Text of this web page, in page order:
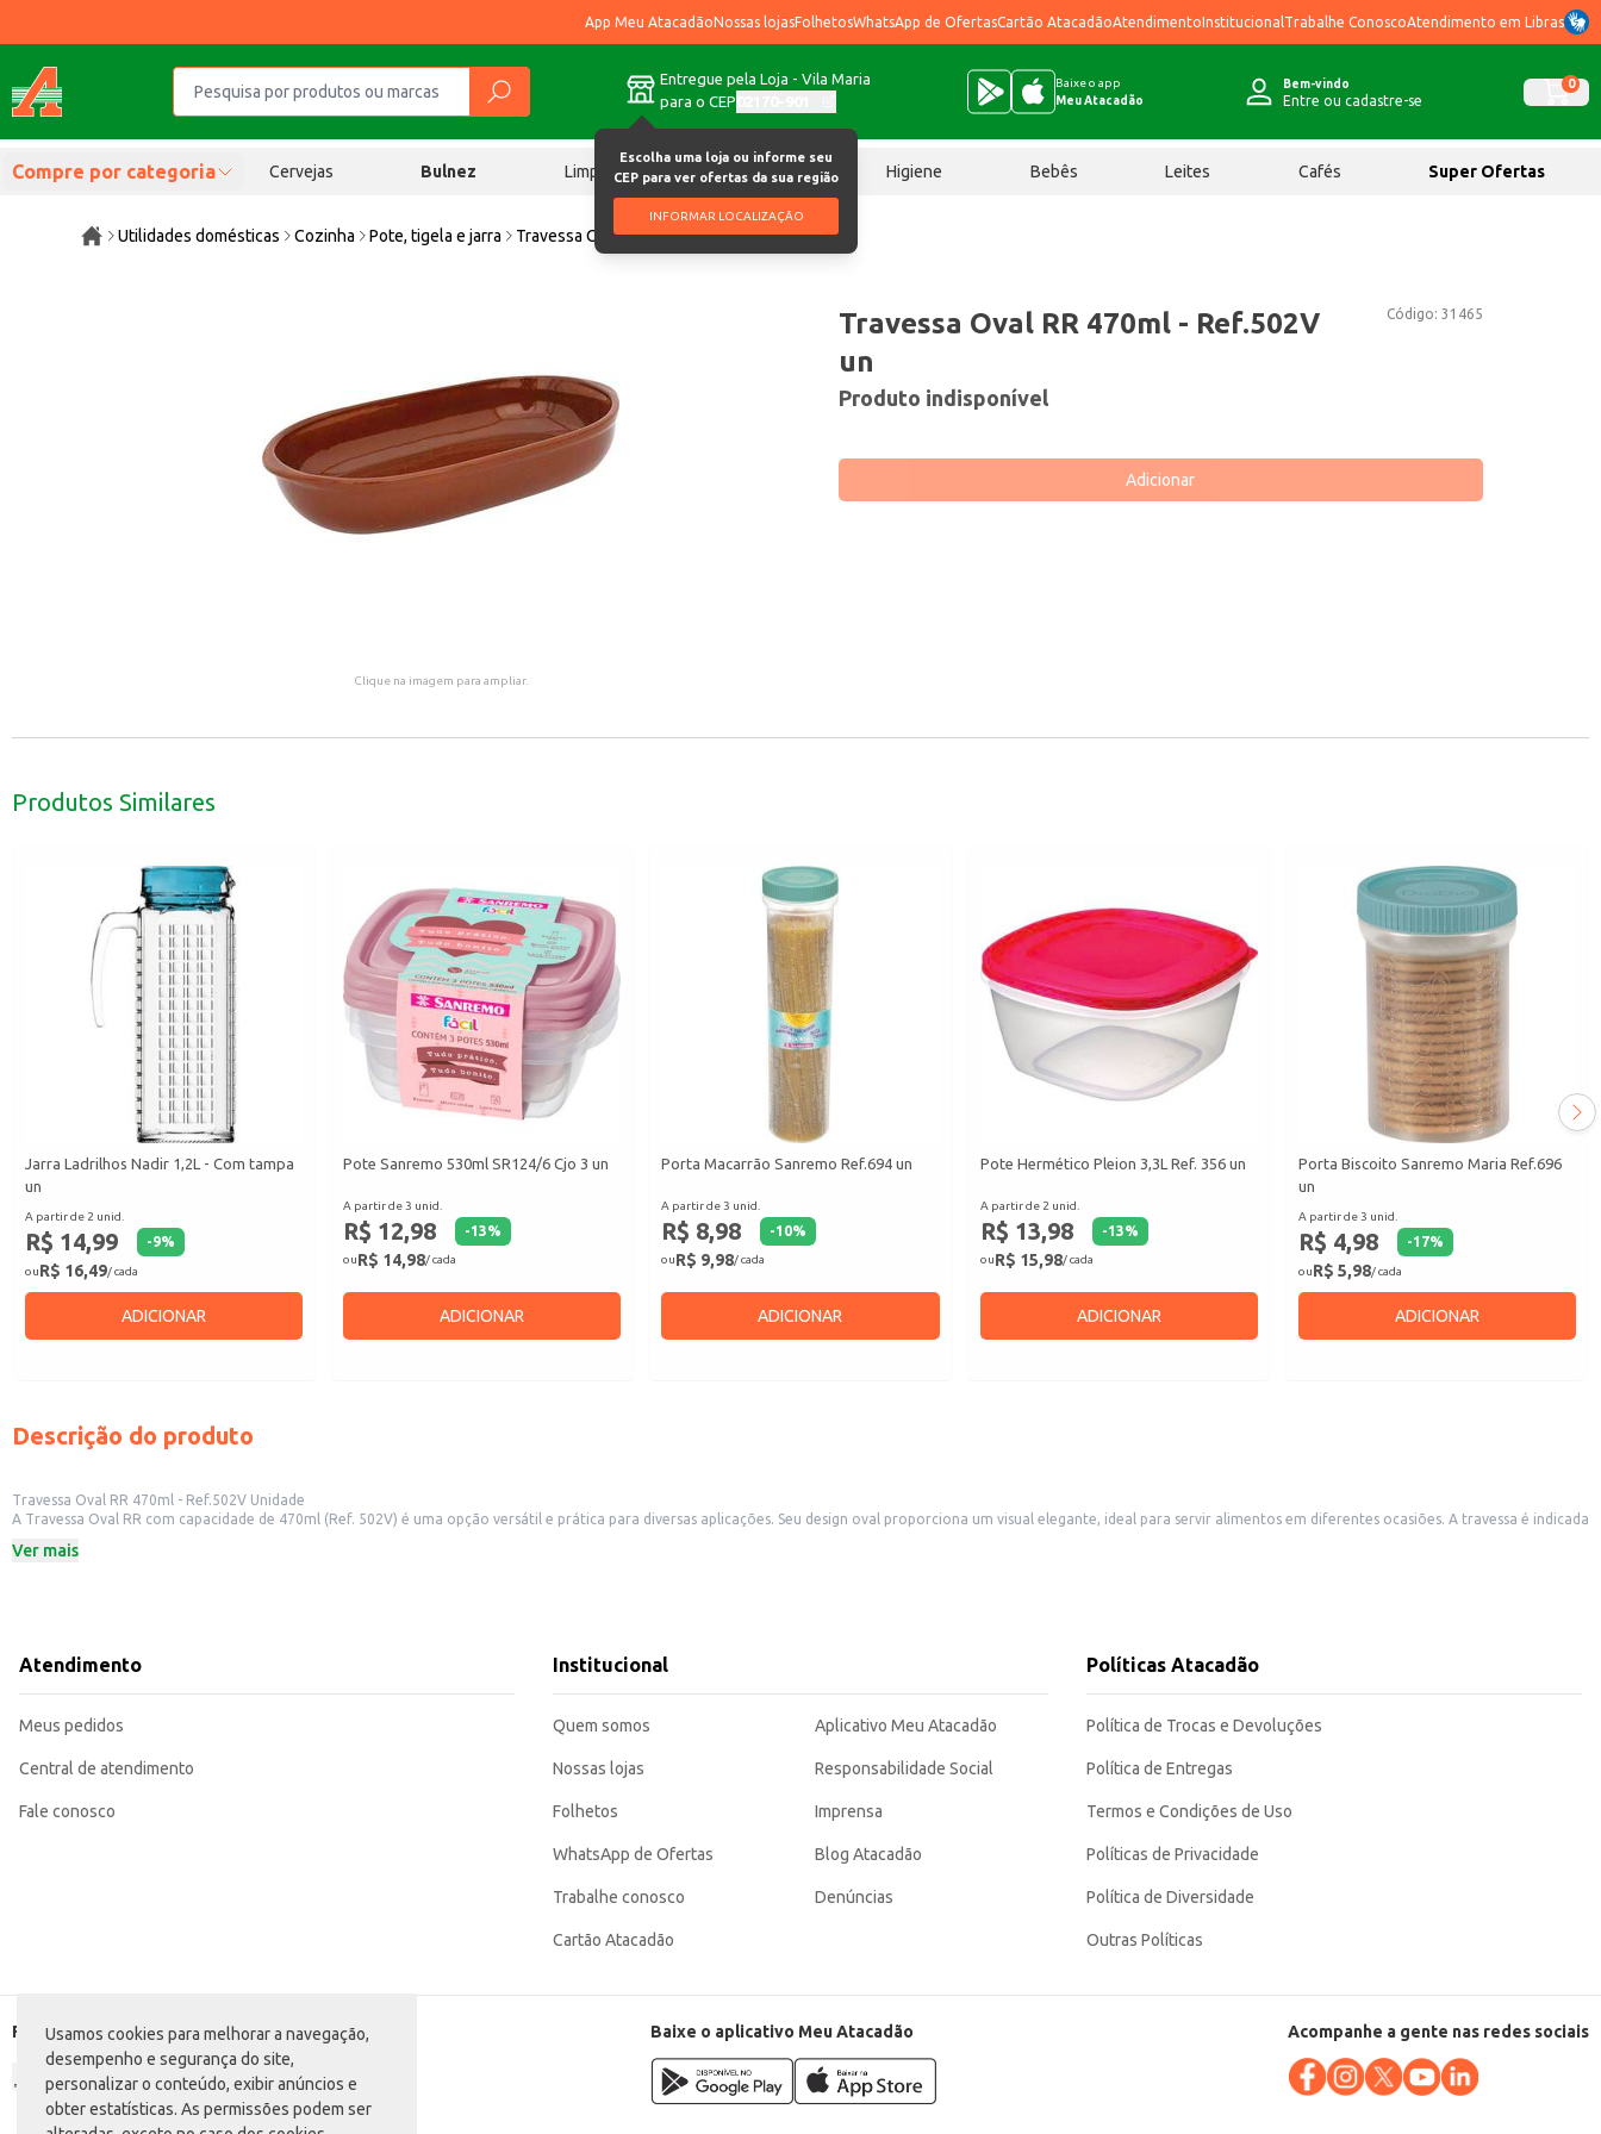
Usamos cookies para melhorar a navegação,
desempenho e segurança do site,
personalizar o conteúdo, exibir anúncios e
obter estatísticas. As permissões podem ser
App Meu AtacadãoNossas lojasFolhetosWhatsApp de OfertasCartão AtacadãoAtendimentoInstitucional Trabalhe ConoscoAtendimento em Libras
Entregue pela Loja - Vila Maria
para o CEP
Escolha uma loja ou informe seu
CEP para ver ofertas da sua região
INFORMAR LOCALIZAÇÃO
Baixe o app
Meu Atacadão
Bem-vindo
Entre ou cadastre-se
0
Compre por categoria Cervejas Bulnez Limpeza Chocolates Higiene Bebês Leites Cafés Super Ofertas
Utilidades domésticas Cozinha Pote, tigela e jarra Travessa Oval RR 470ml Ref.502V un
Clique na imagem para ampliar.
Código: 31465
Travessa Oval RR 470ml - Ref.502V
un
Produto indisponível
Adicionar
Produtos Similares
Jarra Ladrilhos Nadir 1,2L - Com tampa
un
A partir de 2 unid.
R$ 14,99 -9%
ouR$ 16,49/ cada
ADICIONAR
Pote Sanremo 530ml SR124/6 Cjo 3 un
A partir de 3 unid.
R$ 12,98 -13%
ouR$ 14,98/ cada
ADICIONAR
Porta Macarrão Sanremo Ref.694 un
A partir de 3 unid.
R$ 8,98 -10%
ouR$ 9,98/ cada
ADICIONAR
Pote Hermético Pleion 3,3L Ref. 356 un
A partir de 2 unid.
R$ 13,98 -13%
ouR$ 15,98/ cada
ADICIONAR
Porta Biscoito Sanremo Maria Ref.696
un
A partir de 3 unid.
R$ 4,98 -17%
ouR$ 5,98/ cada
ADICIONAR
Descrição do produto
Travessa Oval RR 470ml - Ref.502V Unidade
A Travessa Oval RR com capacidade de 470ml (Ref. 502V) é uma opção versátil e prática para diversas aplicações. Seu design oval proporciona um visual elegante, ideal para servir alimentos em diferentes ocasiões. A travessa é indicada
comercializam artigos para casa.
A Travessa Oval RR 470ml oferece uma boa relação custo-benefício, combinando praticidade e design funcional. Sua resistência e durabilidade contribuem para uma utilização prolongada, tornando-se um item útil e eficiente para o
dia a dia.
Departamento: Utilidades domésticas
Conteúdo: 470ml
Referência: 502V
Ver mais
Atendimento
Meus pedidos
Central de atendimento
Fale conosco
Institucional
Quem somos
Nossas lojas
Folhetos
WhatsApp de Ofertas
Trabalhe conosco
Cartão Atacadão
Aplicativo Meu Atacadão
Responsabilidade Social
Imprensa
Blog Atacadão
Denúncias
Políticas Atacadão
Política de Trocas e Devoluções
Política de Entregas
Termos e Condições de Uso
Políticas de Privacidade
Política de Diversidade
Outras Políticas
Formas de pagamento Baixe o aplicativo Meu Atacadão Acompanhe a gente nas redes sociais